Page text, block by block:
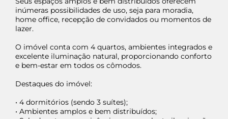
inúmeras possibilidades de uso, seja para moradia,
home office, recepção de convidados ou momentos de
lazer.
O imóvel conta com 4 quartos, ambientes integrados e
excelente iluminação natural, proporcionando conforto
e bem-estar em todos os cômodos.
Destaques do imóvel:
• 4 dormitórios (sendo 3 suítes);
• Ambientes amplos e bem distribuídos;